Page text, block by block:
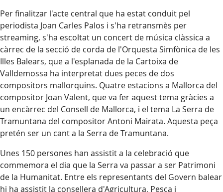
Per finalitzar l'acte central que ha estat conduit pel
periodista Joan Carles Palos i s'ha retransmès per
streaming, s'ha escoltat un concert de música clàssica a
càrrec de la secció de corda de l'Orquesta Simfònica de les
Illes Balears, que a l'esplanada de la Cartoixa de
Valldemossa ha interpretat dues peces de dos
compositors mallorquins. Quatre estacions a Mallorca del
compositor Joan Valent, que va fer aquest tema gràcies a
un encàrrec del Consell de Mallorca, i el tema La Serra de
Tramuntana del compositor Antoni Mairata. Aquesta peça
pretén ser un cant a la Serra de Tramuntana.
Unes 150 persones han assistit a la celebració que
commemora el dia que la Serra va passar a ser Patrimoni
de la Humanitat. Entre els representants del Govern balear
hi ha assistit la consellera d'Agricultura, Pesca i